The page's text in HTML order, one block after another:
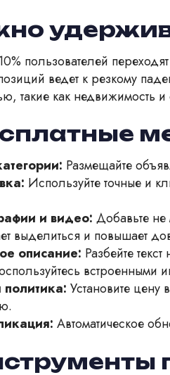
пользователей
ведет к резкому
такие как недвижимость
Размещайте
Используйте точные и
и видео: Добавьте
выделиться и повышает
описание: Разбейте
встроенными
Установите цену
Автоматическое